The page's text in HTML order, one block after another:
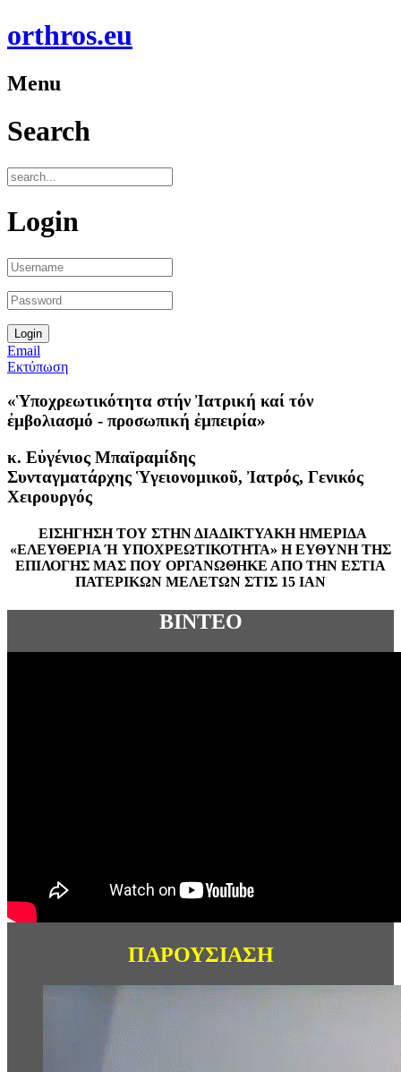
orthros.eu
Menu
Search
Login
Email
Εκτύπωση
«Ὑποχρεωτικότητα στήν Ἰατρική καί τόν
ἐµβολιασµό - προσωπική ἐµπειρία»
κ. Εὐγένιος Μπαϊραµίδης
Συνταγµατάρχης Ὑγειονοµικοῦ, Ἰατρός, Γενικός
Χειρουργός
ΕΙΣΗΓΗΣΗ ΤΟΥ ΣΤΗΝ ΔΙΑΔΙΚΤΥΑΚΗ ΗΜΕΡΙΔΑ
«EΛΕΥΘΕΡΙΑ Ή YΠΟΧΡΕΩΤΙΚΟΤΗΤΑ» Η ΕΥΘΥΝΗ ΤΗΣ
EΠΙΛΟΓΗΣ ΜΑΣ ΠΟΥ ΟΡΓΑΝΩΘΗΚΕ ΑΠΟ ΤΗΝ ΕΣΤΙΑ
ΠΑΤΕΡΙΚΩΝ ΜΕΛΕΤΩΝ ΣΤΙΣ 15 ΙΑΝ
ΒΙΝΤΕΟ
ΠΑΡΟΥΣΙΑΣΗ